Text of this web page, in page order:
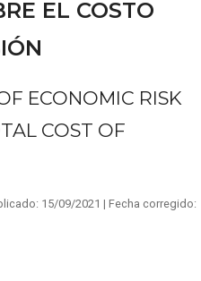
EL COSTO
ECONOMIC RISK
COST OF
15/09/2021 | Fecha corregido: